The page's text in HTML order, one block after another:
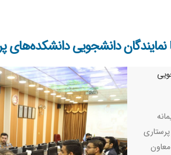
دانشجویی دانشکده‌های